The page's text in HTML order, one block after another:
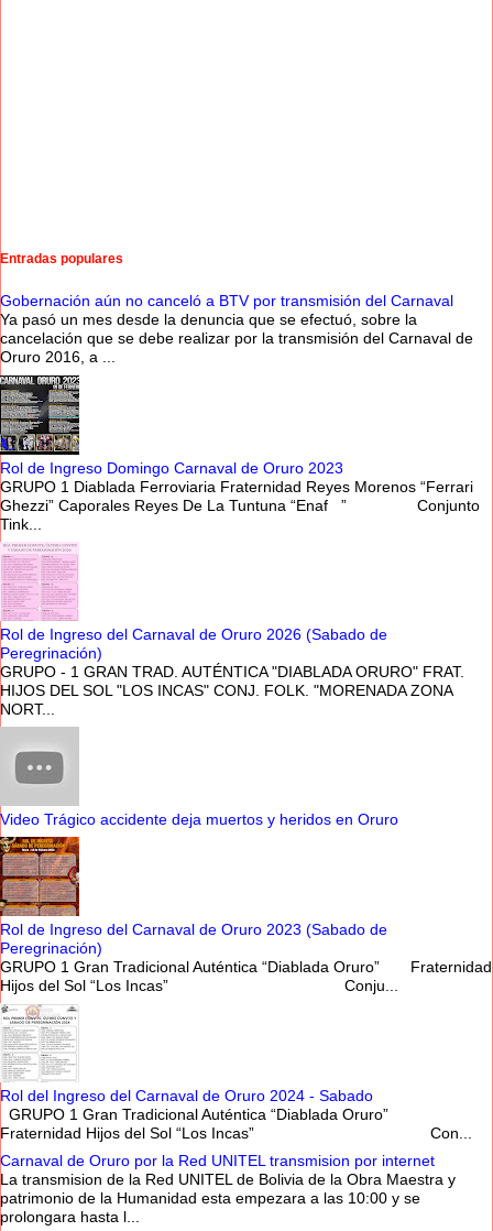
Entradas populares
Gobernación aún no canceló a BTV por transmisión del Carnaval
Ya pasó un mes desde la denuncia que se efectuó, sobre la
cancelación que se debe realizar por la transmisión del Carnaval de
Oruro 2016, a ...
Rol de Ingreso Domingo Carnaval de Oruro 2023
GRUPO 1 Diablada Ferroviaria Fraternidad Reyes Morenos “Ferrari
Ghezzi” Caporales Reyes De La Tuntuna “Enaf ” Conjunto
Tink...
Rol de Ingreso del Carnaval de Oruro 2026 (Sabado de
Peregrinación)
GRUPO - 1 GRAN TRAD. AUTÉNTICA "DIABLADA ORURO" FRAT.
HIJOS DEL SOL "LOS INCAS" CONJ. FOLK. "MORENADA ZONA
NORT...
Video Trágico accidente deja muertos y heridos en Oruro
Rol de Ingreso del Carnaval de Oruro 2023 (Sabado de
Peregrinación)
GRUPO 1 Gran Tradicional Auténtica “Diablada Oruro” Fraternidad
Hijos del Sol “Los Incas” Conju...
Rol del Ingreso del Carnaval de Oruro 2024 - Sabado
GRUPO 1 Gran Tradicional Auténtica “Diablada Oruro”
Fraternidad Hijos del Sol “Los Incas” Con...
Carnaval de Oruro por la Red UNITEL transmision por internet
La transmision de la Red UNITEL de Bolivia de la Obra Maestra y
patrimonio de la Humanidad esta empezara a las 10:00 y se
prolongara hasta l...